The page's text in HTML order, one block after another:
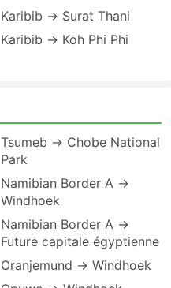
Karibib → Surat Thani
Karibib → Koh Phi Phi
Tsumeb → Chobe National
Park
Namibian Border A →
Windhoek
Namibian Border A →
Future capitale égyptienne
Oranjemund → Windhoek